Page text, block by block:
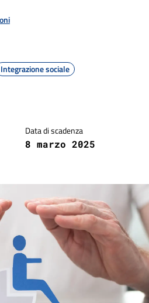
Integrazione sociale
Data di scadenza
8 marzo 2025